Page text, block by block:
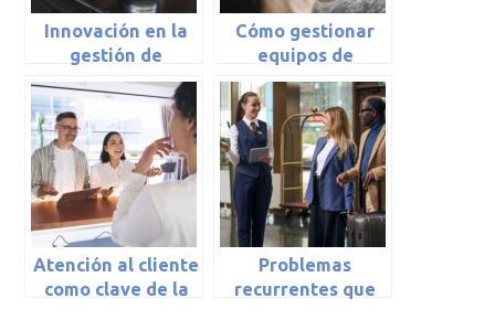
Innovación en la
gestión de
cadenas hoteleras
Cómo gestionar
equipos de
atención al cliente
en el hotel
Atención al cliente
como clave de la
Problemas
recurrentes que